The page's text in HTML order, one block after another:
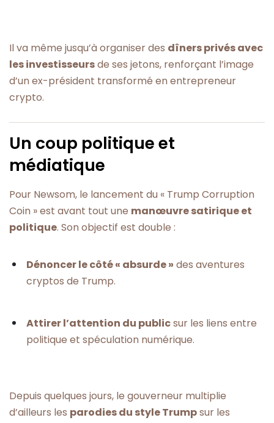
Il va même jusqu’à organiser des dîners privés avec
les investisseursde ses jetons, renforçant l’image
d’un ex-président transformé en entrepreneur
crypto.
Un coup politique et
médiatique
Pour Newsom, le lancement du « Trump Corruption
Coin » est avant tout une manœuvre satirique et
politique. Son objectif est double :
Dénoncer le côté « absurde » des aventures
cryptos de Trump.
Attirer l’attention du publicsur les liens entre
politique et spéculation numérique.
Depuis quelques jours, le gouverneur multiplie
d’ailleurs les parodies du style Trumpsur les